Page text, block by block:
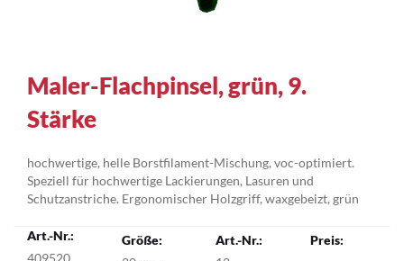
Maler-Flachpinsel, grün, 9.
Stärke
hochwertige, helle Borstfilament-Mischung, voc-optimiert.
Speziell für hochwertige Lackierungen, Lasuren und
Schutzanstriche. Ergonomischer Holzgriff, waxgebeizt, grün
Gruppiert
Produkte
Zum
Anfang
der
Bildergalerie